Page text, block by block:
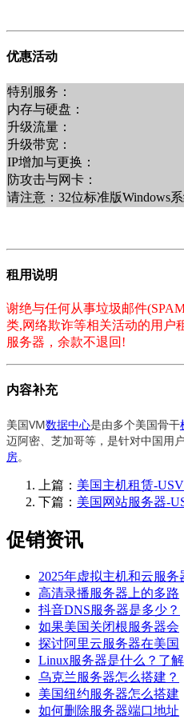
优惠活动
特别服务：
内存与硬盘：
升级流量：
升级带宽：
IP增加与更换：
防攻击与网卡：
请注意：32位标准版Windows
租用说明
谢绝与任何从事垃圾邮件
类,网络欺诈等相关活动的用户
服务器，余款不退回!
内容补充
美国VM数据中心是由多个美国骨干
迈阿密、芝加哥等，是针对中国用
房。
上篇： 美国主机租赁-
下篇： 美国网站服务器-
促销资讯
2025年虚拟主机和云服务
高清录播服务器上的多路
抖音DNS服务器是多少？
如果美国关闭根服务器会
探讨阿里云服务器在美国
Linux服务器是什么？了解
乌克兰服务器怎么搭建？
美国纽约服务器怎么搭建
如何删除服务器端口地址